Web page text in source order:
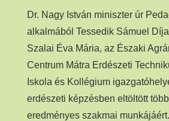
Dr. Nagy István miniszter úr
alkalmából Tessedik Sámuel
Szalai Éva Mária, az Északi
Centrum Mátra Erdészeti
Iskola és Kollégium
erdészeti képzésben eltöltött
eredményes szakmai munkájáért.